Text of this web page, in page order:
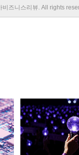
즈니스리뷰. All rights